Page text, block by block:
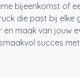
bijeenkomst of
die past bij elke
maak van jouw
succes